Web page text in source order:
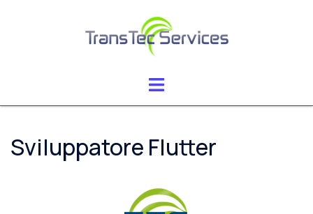
Mostra/Nascondi
Sviluppatore Flutter